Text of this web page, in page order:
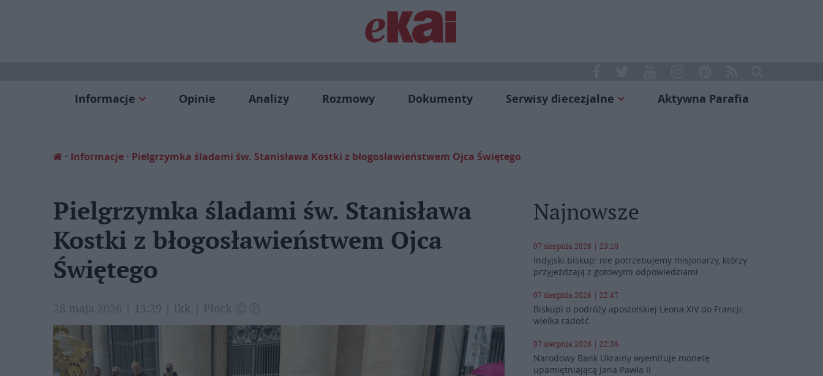
Informacje Opinie Analizy Rozmowy Dokumenty Serwisy diecezjalne Aktywna Parafia
Informacje Pielgrzymka śladami św. Stanisława Kostki z błogosławieństwem Ojca Świętego
Pielgrzymka śladami św. Stanisława
Kostki z błogosławieństwem Ojca
Świętego
28 maja 2026 | 15:29 | ikk | Płock Ⓒ Ⓟ
Najnowsze
07 sierpnia 2026 | 23:10
Indyjski biskup: nie potrzebujemy misjonarzy, którzy
przyjeżdżają z gotowymi odpowiedziami
07 sierpnia 2026 | 22:47
Biskupi o podróży apostolskiej Leona XIV do Francji:
wielka radość
07 sierpnia 2026 | 22:36
Narodowy Bank Ukrainy wyemituje monetę
upamiętniającą Jana Pawła II